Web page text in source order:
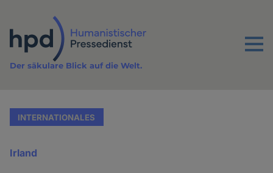
Inhalt
Menu
Der säkulare Blick auf die Welt.
INTERNATIONALES
Irland